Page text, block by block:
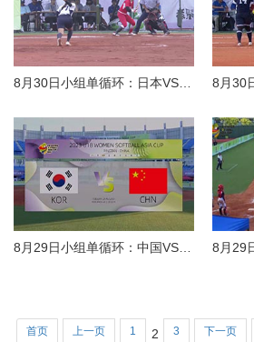
8月30日小组单循环：日本VS中国台北
首页 上一页 1 2 3 下一页